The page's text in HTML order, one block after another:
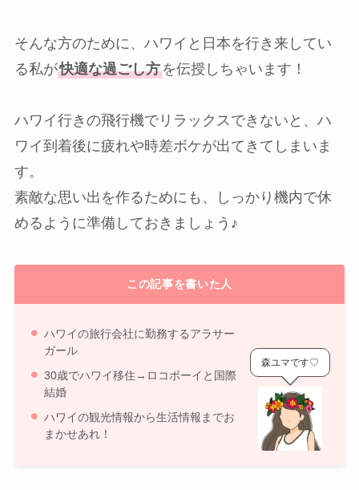
そんな方のために、ハワイと日本を行き来してい
る私が快適な過ごし方を伝授しちゃいます！
ハワイ行きの飛行機でリラックスできないと、ハ
ワイ到着後に疲れや時差ボケが出てきてしまいま
す。
素敵な思い出を作るためにも、しっかり機内で休
めるように準備しておきましょう♪
この記事を書いた人
ハワイの旅行会社に勤務するアラサー
ガール
30歳でハワイ移住→ロコボーイと国際
結婚
ハワイの観光情報から生活情報までお
まかせあれ！
森ユマです♡